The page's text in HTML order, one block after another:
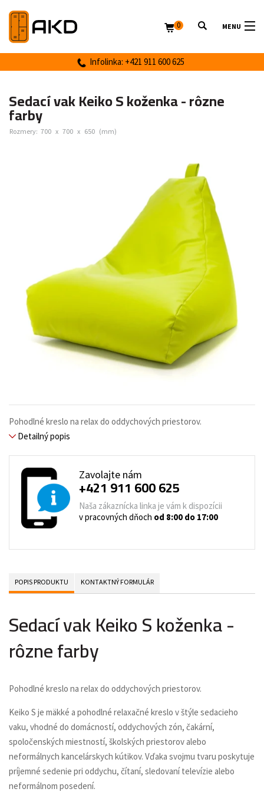
MENU
Infolinka: +421 911 600 625
0
Sedací vak Keiko S koženka - rôzne
farby
Rozmery: 700 x 700 x 650 (mm)
Pohodlné kreslo na relax do oddychových priestorov.
Detailný popis
Zavolajte nám
+421 911 600 625
Naša zákaznícka linka je vám k dispozícii
v pracovných dňoch od 8:00 do 17:00
POPIS PRODUKTU KONTAKTNÝ FORMULÁR
Sedací vak Keiko S koženka -
rôzne farby
Pohodlné kreslo na relax do oddychových priestorov.
Keiko S je mäkké a pohodlné relaxačné kreslo v štýle sedacieho
vaku, vhodné do domácností, oddychových zón, čakární,
spoločenských miestností, školských priestorov alebo
neformálnych kancelárskych kútikov. Vďaka svojmu tvaru poskytuje
príjemné sedenie pri oddychu, čítaní, sledovaní televízie alebo
neformálnom posedení.